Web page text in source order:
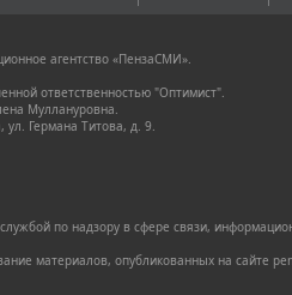
агентство «ПензаСМИ».
ответственностью "Оптимист".
Муллануровна.
ул. Германа Титова, д. 9.
по надзору в сфере связи,
материалов, опубликованных на сайте